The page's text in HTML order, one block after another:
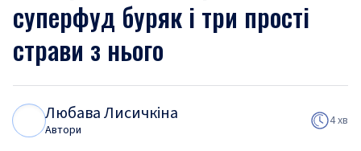
суперфуд буряк і три прості
страви з нього
Любава Лисичкіна
Автори
4 хв